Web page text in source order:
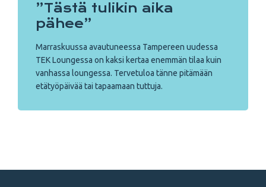
”Tästä tulikin aika
pähee”
Marraskuussa avautuneessa Tampereen uudessa
TEK Loungessa on kaksi kertaa enemmän tilaa kuin
vanhassa loungessa. Tervetuloa tänne pitämään
etätyöpäivää tai tapaamaan tuttuja.